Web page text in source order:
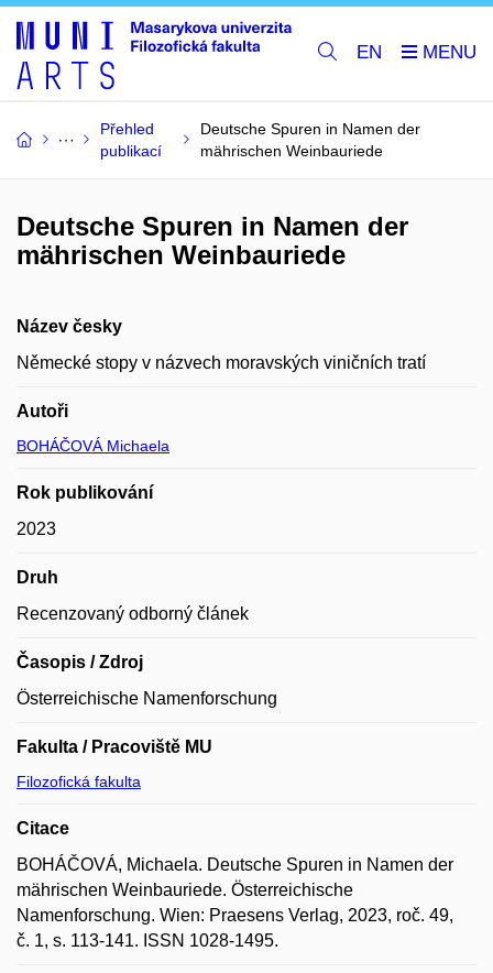
EN
Přehled
publikací
Deutsche Spuren in Namen der
mährischen Weinbauriede
Deutsche Spuren in Namen der
mährischen Weinbauriede
Název česky
Německé stopy v názvech moravských viničních tratí
Autoři
BOHÁČOVÁ Michaela
Rok publikování
2023
Druh
Recenzovaný odborný článek
Časopis / Zdroj
Österreichische Namenforschung
Fakulta / Pracoviště MU
Filozofická fakulta
Citace
BOHÁČOVÁ, Michaela. Deutsche Spuren in Namen der
mährischen Weinbauriede. Österreichische
Namenforschung. Wien: Praesens Verlag, 2023, roč. 49,
č. 1, s. 113-141. ISSN 1028-1495.